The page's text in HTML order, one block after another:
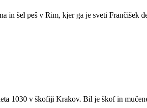
in šel peš v Rim, kjer ga je sveti Frančišek
1030 v škofiji Krakov. Bil je škof in